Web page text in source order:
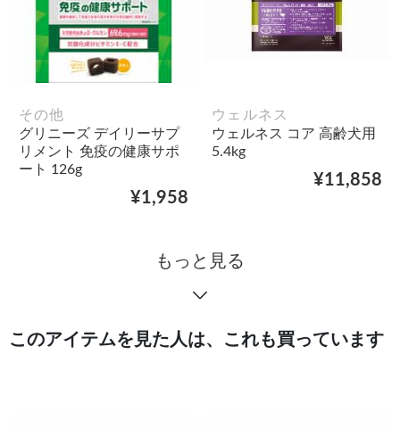
その他
グリニーズ デイリーサプ
リメント 免疫の健康サポ
ート 126g
¥1,958
ウェルネス
ウェルネス コア 高齢犬用
5.4kg
¥11,858
もっと見る
このアイテムを見た人は、これも買っています